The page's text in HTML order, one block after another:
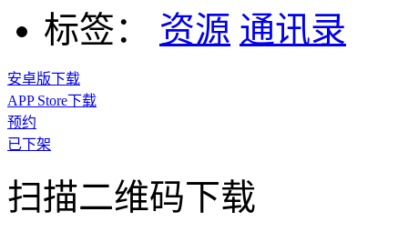
标签：
资源 通讯录
安卓版下载
APP Store下载
预约
已下架
扫描二维码下载